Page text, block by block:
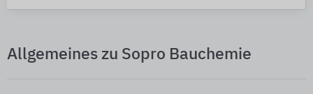
Allgemeines zu Sopro Bauchemie